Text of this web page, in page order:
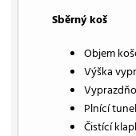
Sběrný koš
Objem
Výška
Plnící
Čistící